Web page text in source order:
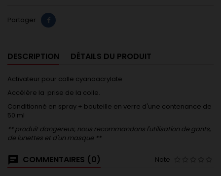
Partager
DESCRIPTION DÉTAILS DU PRODUIT
Activateur pour colle cyanoacrylate
Accélère la prise de la colle.
Conditionné en spray + bouteille en verre d'une contenance de
50 ml
** produit dangereux, nous recommandons l'utilisation de gants,
de lunettes et d'un masque **
COMMENTAIRES (0) Note